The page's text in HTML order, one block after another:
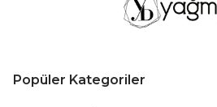
Popüler Kategoriler